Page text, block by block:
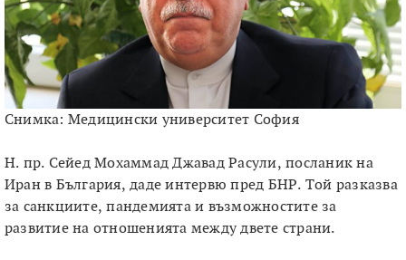
Снимка: Медицински университет София
Н. пр. Сейед Мохаммад Джавад Расули, посланик на
Иран в България, даде интервю пред БНР. Той разказва
за санкциите, пандемията и възможностите за
развитие на отношенията между двете страни.